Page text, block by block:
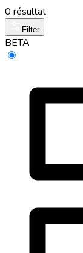
0 résultat
Filter
BETA